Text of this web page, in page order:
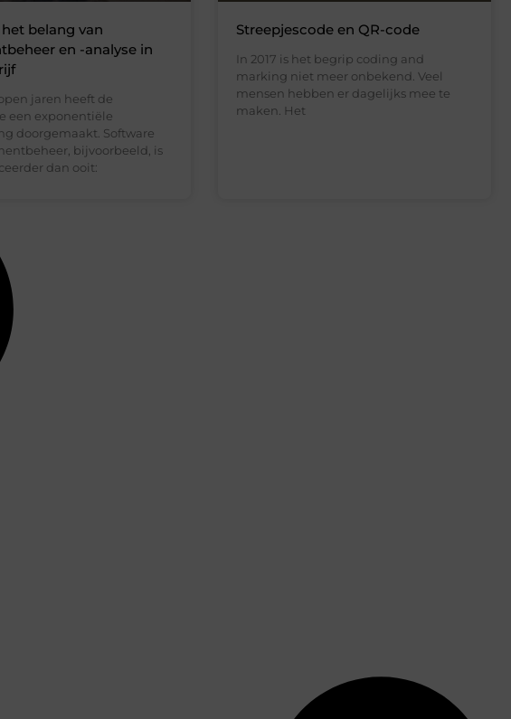
belang van
en -analyse in
jaren heeft de
een exponentiële
doorgemaakt. Software
bijvoorbeeld, is
dan ooit:
Streepjescode en QR-code
In 2017 is het begrip coding and
marking niet meer onbekend. Veel
mensen hebben er dagelijks mee te
maken. Het